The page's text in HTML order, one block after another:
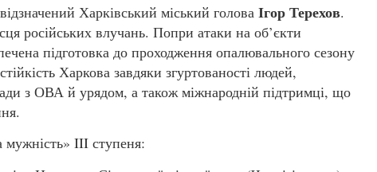
Харківський міський голова Ігор Терехов.
російських влучань. Попри атаки на об’єкти
підготовка до проходження опалювального сезону
Харкова завдяки згуртованості людей,
з ОВА й урядом, а також міжнародній підтримці, що
мужність» III ступеня: